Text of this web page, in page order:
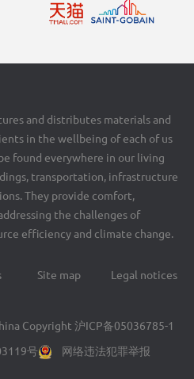
and distributes materials and
in the wellbeing of each of us
found everywhere in our living
transportation, infrastructure
They provide comfort,
the challenges of
efficiency and climate change.
Site map Legal notices
Copyright 沪ICP备05036785-1
号
网络违法犯罪举报